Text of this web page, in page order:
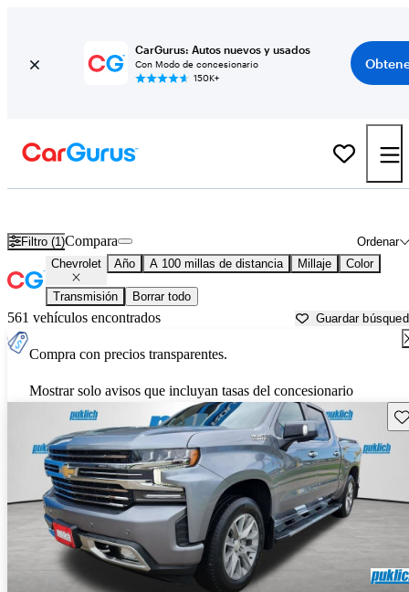
CarGurus: Autos nuevos y usados
Con Modo de concesionario
150K+
Filtro (1) Ordenar
Compara
Chevrolet Año A 100 millas de distancia Millaje Color
Transmisión Borrar todo
561 vehículos encontrados Guardar
Compra con precios transparentes.
Mostrar solo avisos que incluyan tasas del concesionario